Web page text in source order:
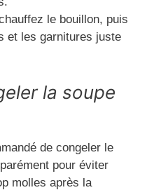
le bouillon, puis
et les garnitures juste
la soupe
de congeler le
pour éviter
molles après la